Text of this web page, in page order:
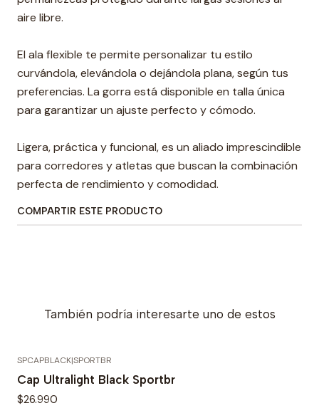
aire libre.
El ala flexible te permite personalizar tu estilo
curvándola, elevándola o dejándola plana, según tus
preferencias. La gorra está disponible en talla única
para garantizar un ajuste perfecto y cómodo.
Ligera, práctica y funcional, es un aliado imprescindible
para corredores y atletas que buscan la combinación
perfecta de rendimiento y comodidad.
COMPARTIR ESTE PRODUCTO
También podría interesarte uno de estos
SPCAPBLACK|SPORTBR
Cap Ultralight Black Sportbr
$26.990